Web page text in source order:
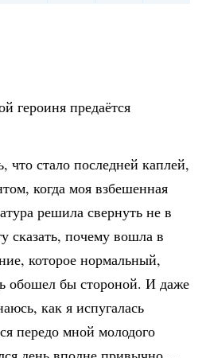
героиня предаётся
что стало последней каплей,
когда моя взбешенная
решила свернуть не в
сказать, почему вошла в
которое нормальный,
обошел бы стороной. И даже
как я испугалась
передо мной молодого